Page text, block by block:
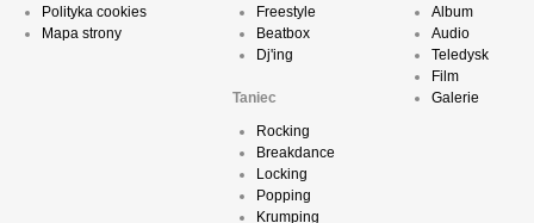
Polityka cookies
Mapa strony
Freestyle
Beatbox
Dj'ing
Taniec
Rocking
Breakdance
Locking
Popping
Krumping
Album
Audio
Teledysk
Film
Galerie